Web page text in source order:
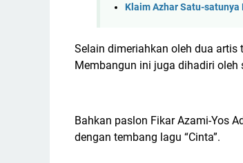
Klaim Azhar Satu-
Selain dimeriahkan oleh dua
Membangun ini juga dihadiri
Bahkan paslon Fikar Azami-Yos
dengan tembang lagu “Cinta”.